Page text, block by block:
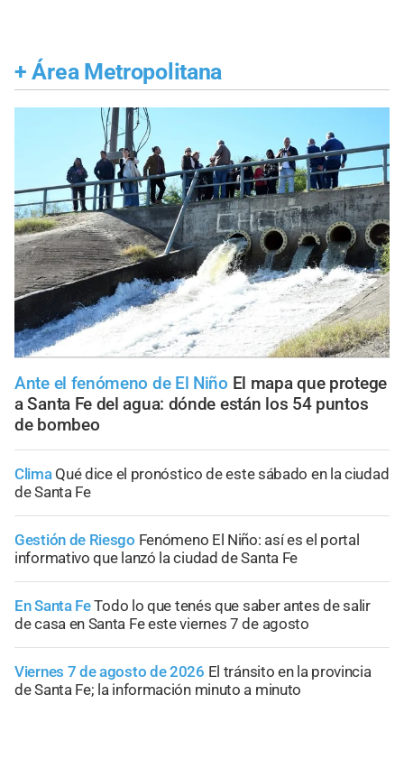
+ Área Metropolitana
Ante el fenómeno de El Niño El mapa que protege
a Santa Fe del agua: dónde están los 54 puntos
de bombeo
Clima Qué dice el pronóstico de este sábado en la ciudad
de Santa Fe
Gestión de Riesgo Fenómeno El Niño: así es el portal
informativo que lanzó la ciudad de Santa Fe
En Santa FeTodo lo que tenés que saber antes de salir
de casa en Santa Fe este viernes 7 de agosto
Viernes 7 de agosto de 2026 El tránsito en la provincia
de Santa Fe; la información minuto a minuto